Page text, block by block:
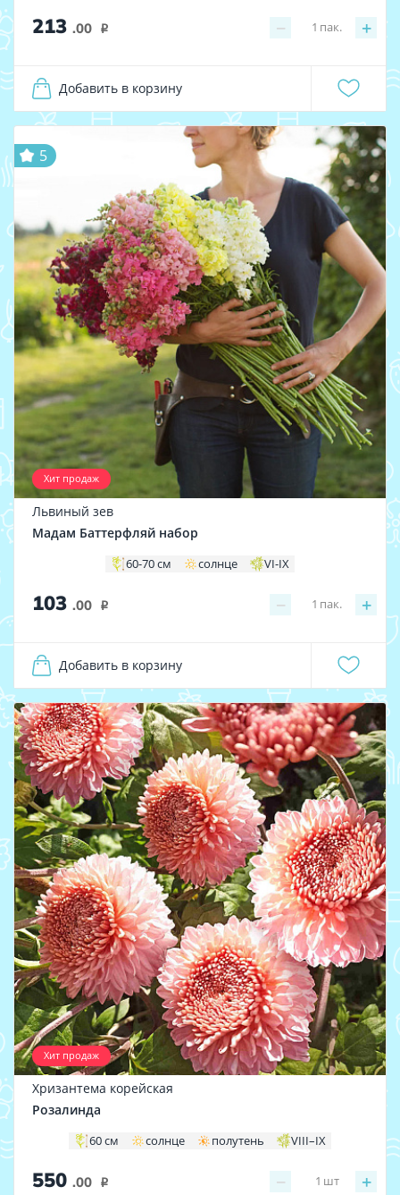
213 .00 i − +
1 пак.
Добавить в корзину
Хит продаж
5
Львиный зев
Мадам Баттерфляй набор
60-70 см солнце VI-IX
103 .00 i − +
1 пак.
Добавить в корзину
Хит продаж
Хризантема корейская
Розалинда
60 см солнце полутень VIII–IX
550 .00 i − +
1 шт